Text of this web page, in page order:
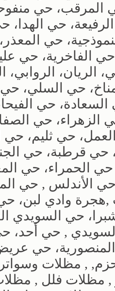
المرقب، حي
حي
حي
الفاخرية، حي
الريان، الروابي،
حي السلي، حي
حي
الزهراء، حي
حي ثليم،
قرطبة، حي
الحمراء، حي
الأندلس , حي
وادي لبن،
حي السويدي
, حي أحد،
حي
, مظلات
, مظلات فلل ,